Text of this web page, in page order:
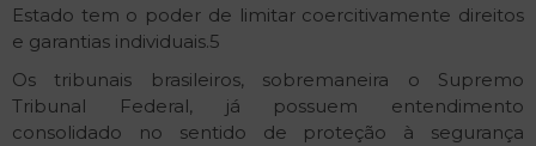
Estado tem o poder de limitar coercitivamente direitos
e garantias individuais.5
Os tribunais brasileiros, sobremaneira o Supremo
Tribunal Federal, já possuem entendimento
consolidado no sentido de proteção à segurança